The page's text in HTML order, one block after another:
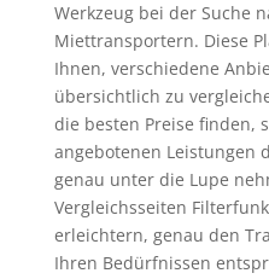
Werkzeug bei der Suche
Miettransportern. Diese
Ihnen, verschiedene
übersichtlich zu
die besten Preise finden,
angebotenen Leistungen
genau unter die Lupe
Vergleichsseiten
erleichtern, genau den
Ihren Bedürfnissen